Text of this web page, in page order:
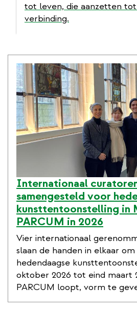
tot leven, die aanzetten
verbinding.
Internationaal
samengesteld voor
kunsttentoonstelling in
PARCUM in 2026
Vier internationaal
slaan de handen in elkaar
hedendaagse
oktober 2026 tot eind maart
PARCUM loopt, vorm te